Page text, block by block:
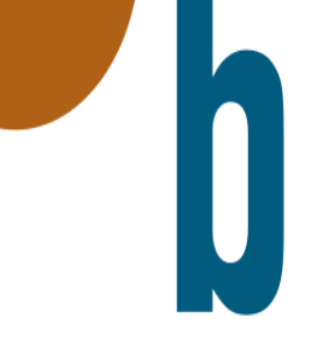
R
N
T